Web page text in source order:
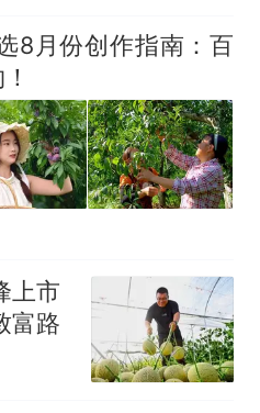
8月份创作指南：百
上市
富路